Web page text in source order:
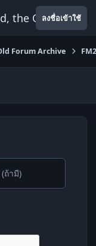
the Onlyลงชื่อเข้าใช้
Forum Archive
ถ้ามี)